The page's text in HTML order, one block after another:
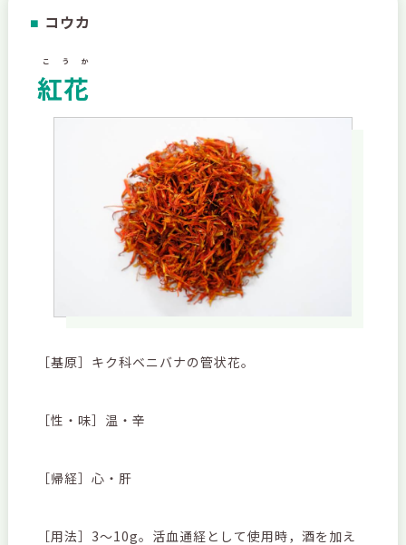
■ コウカ
紅花
こうか
［基原］キク科ベニバナの管状花。
［性・味］温・辛
［帰経］心・肝
［用法］3～10g。活血通経として使用時，酒を加え